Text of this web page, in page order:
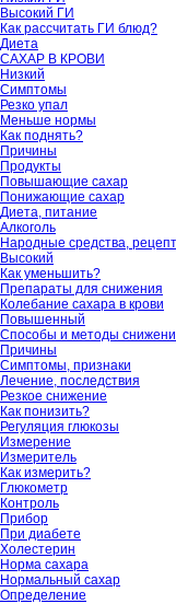
Высокий ГИ
Как рассчитать ГИ блюд?
Диета
САХАР В КРОВИ
Низкий
Симптомы
Резко упал
Меньше нормы
Как поднять?
Причины
Продукты
Повышающие сахар
Понижающие сахар
Диета, питание
Алкоголь
Народные средства,
Высокий
Как уменьшить?
Препараты для снижения
Колебание сахара в крови
Повышенный
Способы и методы
Причины
Симптомы, признаки
Лечение, последствия
Резкое снижение
Как понизить?
Регуляция глюкозы
Измерение
Измеритель
Как измерить?
Глюкометр
Контроль
Прибор
При диабете
Холестерин
Норма сахара
Нормальный сахар
Определение